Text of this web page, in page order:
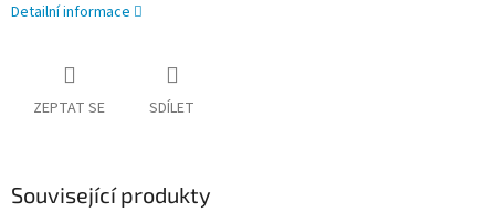
Detailní informace
ZEPTAT SE SDÍLET
Související produkty